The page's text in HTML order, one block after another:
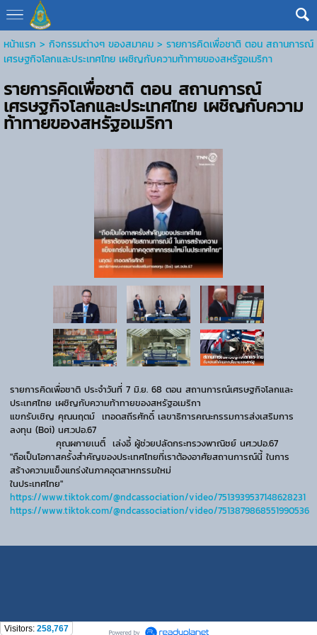
หน้าแรก > กิจกรรมต่างๆ ของสมาคม > รายการคิดเพื่อชาติ ตอน สถานการณ์
เศรษฐกิจโลกและประเทศไทย เผชิญกับความท้าทายของสหรัฐอเมริกา
รายการคิดเพื่อชาติ ตอน สถานการณ์
เศรษฐกิจโลกและประเทศไทย เผชิญกับความ
ท้าทายของสหรัฐอเมริกา
รายการคิดเพื่อชาติ ประจำวันที่ 7 มิ.ย. 68 ตอน สถานการณ์เศรษฐกิจโลกและ
ประเทศไทย เผชิญกับความท้าทายของสหรัฐอเมริกา
แขกรับเชิญ คุณนฤตม์ เทอดสถีรศักดิ์ เลขาธิการคณะกรรมการส่งเสริมการ
ลงทุน (Boi) นศ.วปอ.67
คุณผกายเนติ์ เล่งอี้ ผู้ช่วยปลัดกระทรวงพาณิชย์ นศ.วปอ.67
"ถือเป็นโอกาสครั้งสำคัญของประเทศไทยที่เราต้องอาศัยสถานการณ์นี้ ในการ
สร้างความแข็งแกร่งในภาคอุตสาหกรรมใหม่
ในประเทศไทย"
https://www.tiktok.com/@ndcassociation/video/7513939537148628231
https://www.tiktok.com/@ndcassociation/video/7513879868551990536
Visitors: 258,767